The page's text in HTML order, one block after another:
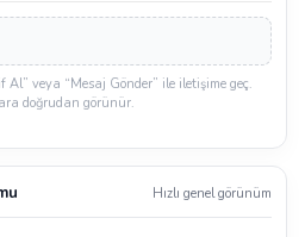
veya “Mesaj Gönder” ile iletişime geç.
doğrudan görünür.
Hızlı genel görünüm